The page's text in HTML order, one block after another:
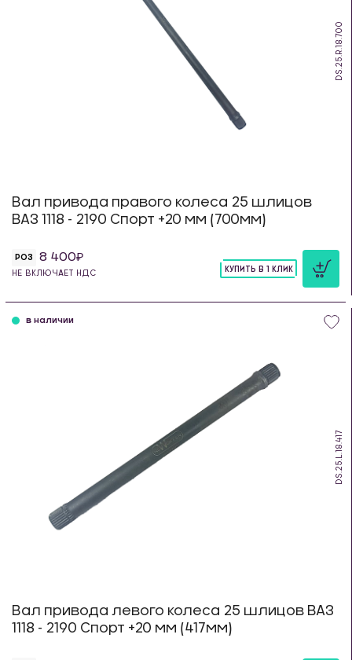
DS.25.R.18.700
Вал привода правого колеса 25 шлицов
ВАЗ 1118 - 2190 Спорт +20 мм (700мм)
РОЗ 8 400
НЕ ВКЛЮЧАЕТ НДС
КУПИТЬ В 1 КЛИК
DS.25.L.18.417
в наличии
Вал привода левого колеса 25 шлицов ВАЗ
1118 - 2190 Спорт +20 мм (417мм)